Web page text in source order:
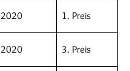
2020 1. Preis
2020 3. Preis